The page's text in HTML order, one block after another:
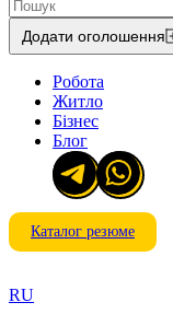
Додати оголошення
Робота
Житло
Бізнес
Блог
Каталог резюме
RU